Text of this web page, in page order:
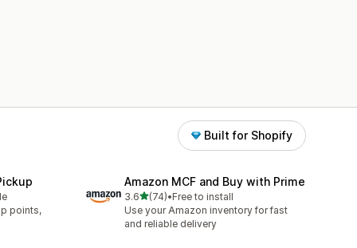
Built for Shopify
points,
Amazon MCF and Buy with Prime
3.6เต็ม 5 ดาว
(74)
ทั้งหมด 74 รีวิว
•Free to install
Use your Amazon inventory for fast
and reliable delivery